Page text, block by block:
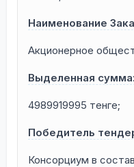
Наименование
Акционерное
Выделенная сумма:
4989919995 тенге;
Победитель
Консорциум в